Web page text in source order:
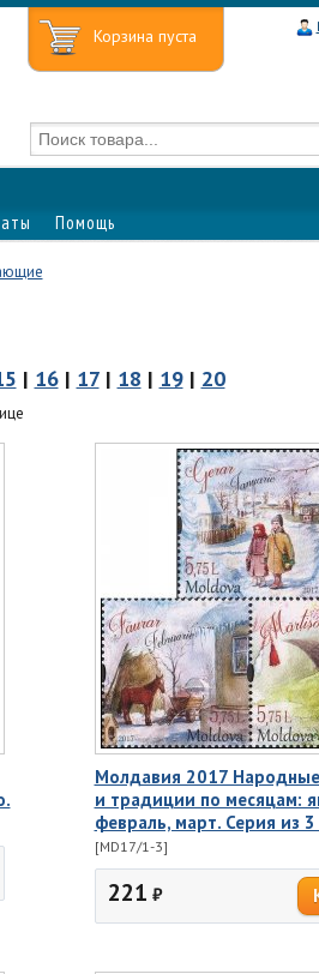
Корзина пуста
Помощь
| 16| 17| 18 | 19| 20
Молдавия 2017
и традиции по месяцам:
февраль, март. Серия из
[MD17/1-3]
221 ₽